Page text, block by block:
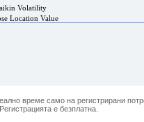
Volatility
Location Value
време само на регистрирани
е безплатна.